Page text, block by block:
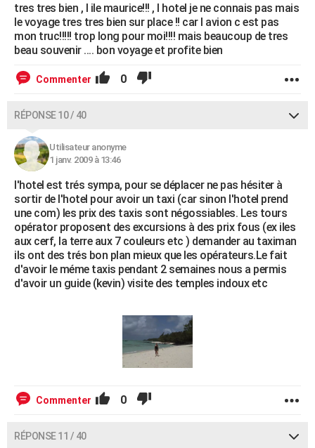
tres tres bien , l ile maurice!!! , l hotel je ne connais pas mais
le voyage tres tres bien sur place !! car l avion c est pas
mon truc!!!!! trop long pour moi!!!! mais beaucoup de tres
beau souvenir .... bon voyage et profite bien
Commenter 0
RÉPONSE 10 / 40
Utilisateur anonyme
1 janv. 2009 à 13:46
l'hotel est trés sympa, pour se déplacer ne pas hésiter à
sortir de l'hotel pour avoir un taxi (car sinon l'hotel prend
une com) les prix des taxis sont négossiables. Les tours
opérator proposent des excursions à des prix fous (ex iles
aux cerf, la terre aux 7 couleurs etc ) demander au taximan
ils ont des trés bon plan mieux que les opérateurs.Le fait
d'avoir le méme taxis pendant 2 semaines nous a permis
d'avoir un guide (kevin) visite des temples indoux etc
Commenter 0
RÉPONSE 11 / 40